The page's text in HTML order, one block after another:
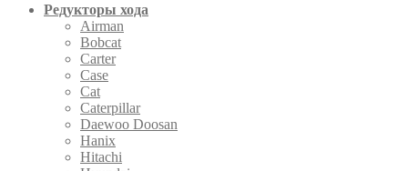
Редукторы хода
Airman
Bobcat
Carter
Case
Cat
Caterpillar
Daewoo Doosan
Hanix
Hitachi